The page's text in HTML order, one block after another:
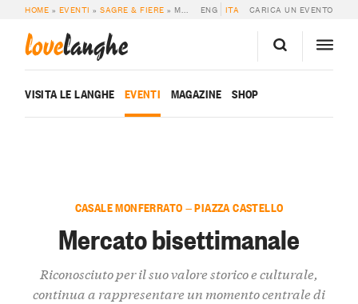
HOME » EVENTI »SAGRE & FIERE » MERCATO BISETTIMANALE ENG ITA CARICA UN EVENTO
lovelanghe
VISITA LE LANGHE EVENTI MAGAZINE SHOP
CASALE MONFERRATO — PIAZZA CASTELLO
Mercato bisettimanale
Riconosciuto per il suo valore storico e culturale,
continua a rappresentare un momento centrale di